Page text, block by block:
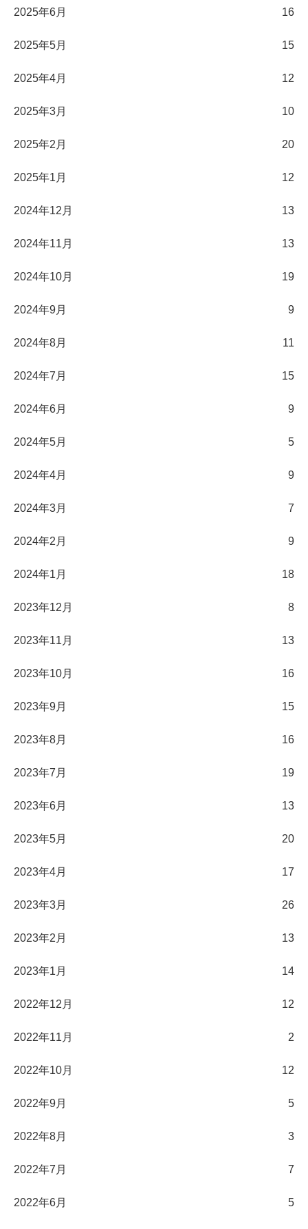
2025年6月 16
2025年5月 15
2025年4月 12
2025年3月 10
2025年2月 20
2025年1月 12
2024年12月 13
2024年11月 13
2024年10月 19
2024年9月 9
2024年8月 11
2024年7月 15
2024年6月 9
2024年5月 5
2024年4月 9
2024年3月 7
2024年2月 9
2024年1月 18
2023年12月 8
2023年11月 13
2023年10月 16
2023年9月 15
2023年8月 16
2023年7月 19
2023年6月 13
2023年5月 20
2023年4月 17
2023年3月 26
2023年2月 13
2023年1月 14
2022年12月 12
2022年11月 2
2022年10月 12
2022年9月 5
2022年8月 3
2022年7月 7
2022年6月 5